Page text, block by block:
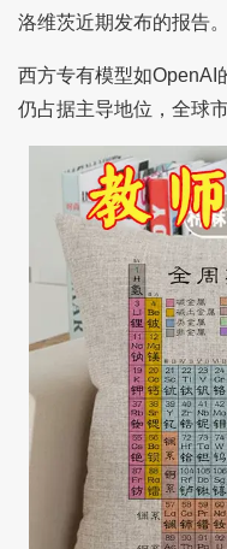
洛维茨近期发布的报告。
西方专有模型如OpenAI
仍占据主导地位，全球